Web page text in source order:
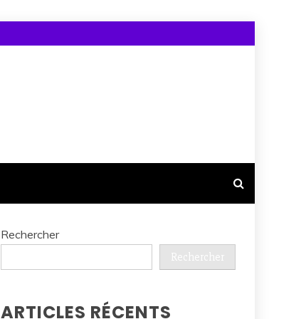
Rechercher
Rechercher
ARTICLES RÉCENTS